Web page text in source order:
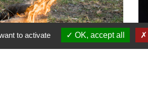
risque d'incendie de
to activate OK, accept all